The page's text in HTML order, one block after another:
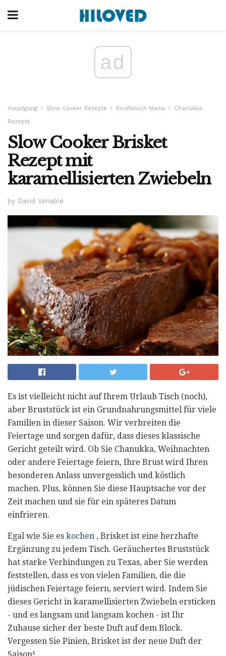
ad
Hauptgang Slow Cooker Rezepte Rindfleisch Mains
Chanukka-
Rezepte
Slow Cooker Brisket
Rezept mit
karamellisierten Zwiebeln
by David Venable
Es ist vielleicht nicht auf Ihrem Urlaub Tisch (noch),
aber Bruststück ist ein Grundnahrungsmittel für viele
Familien in dieser Saison. Wir verbreiten die
Feiertage und sorgen dafür, dass dieses klassische
Gericht geteilt wird. Ob Sie Chanukka, Weihnachten
oder andere Feiertage feiern, Ihre Brust wird Ihren
besonderen Anlass unvergesslich und köstlich
machen. Plus, können Sie diese Hauptsache vor der
Zeit machen und sie für ein späteres Datum
einfrieren.
Egal wie Sie es kochen , Brisket ist eine herzhafte
Ergänzung zu jedem Tisch. Geräuchertes Bruststück
hat starke Verbindungen zu Texas, aber Sie werden
feststellen, dass es von vielen Familien, die die
jüdischen Feiertage feiern, serviert wird. Indem Sie
dieses Gericht in karamellisierten Zwiebeln ersticken
- und es langsam und langsam kochen - ist Ihr
Zuhause sicher der beste Duft auf dem Block.
Vergessen Sie Pinien, Brisket ist der neue Duft der